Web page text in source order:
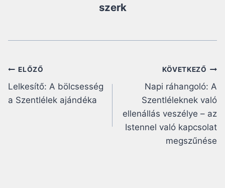
szerk
Bejegyzés
navigáció
ELŐZŐ
Lelkesítő: A bölcsesség
a Szentlélek ajándéka
KÖVETKEZŐ
Napi ráhangoló: A
Szentléleknek való
ellenállás veszélye – az
Istennel való kapcsolat
megszűnése